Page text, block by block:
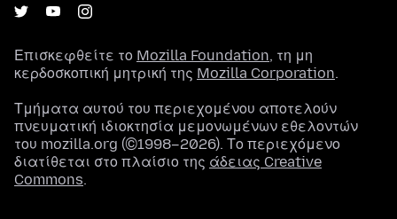
Επισκεφθείτε το Mozilla Foundation, τη μη
κερδοσκοπική μητρική της Mozilla Corporation.
Τμήματα αυτού του περιεχομένου αποτελούν
πνευματική ιδιοκτησία μεμονωμένων εθελοντών
του mozilla.org (©1998–2026). Το περιεχόμενο
διατίθεται στο πλαίσιο της άδειας Creative
Commons.